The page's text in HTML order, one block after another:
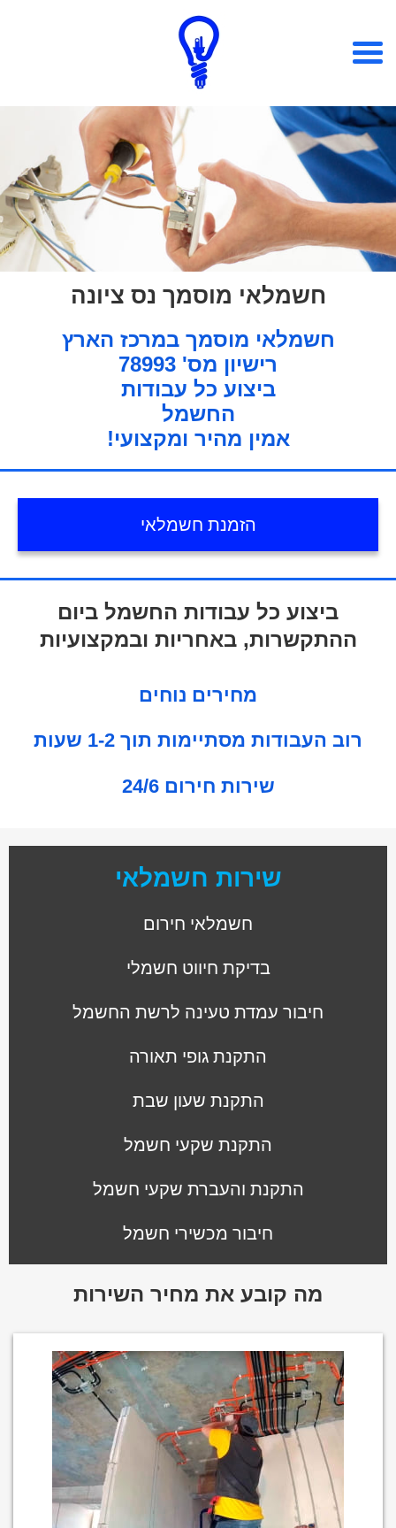
חשמלאי מוסמך נס ציונה
חשמלאי מוסמך במרכז הארץ
רישיון מס' 78993
ביצוע כל עבודות
החשמל
!אמין מהיר ומקצועי
הזמנת חשמלאי
ביצוע כל עבודות החשמל ביום
ההתקשרות, באחריות ובמקצועיות
מחירים נוחים
רוב העבודות מסתיימות תוך 1-2 שעות
24/6 שירות חירום
שירות חשמלאי
חשמלאי חירום
בדיקת חיווט חשמלי
חיבור עמדת טעינה לרשת החשמל
התקנת גופי תאורה
התקנת שעון שבת
התקנת שקעי חשמל
התקנת והעברת שקעי חשמל
חיבור מכשירי חשמל
מה קובע את מחיר השירות